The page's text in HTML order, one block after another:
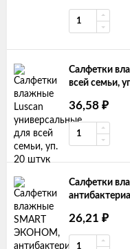
Салфетки
всей семьи,
36,58 ₽
Салфетки
26,21 ₽